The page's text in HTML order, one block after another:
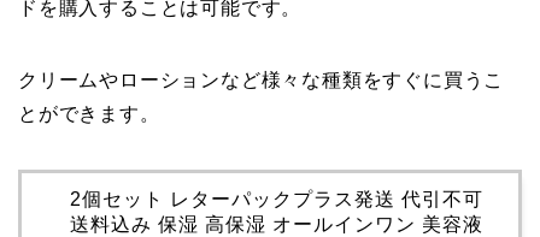
ドを購入することは可能です。
クリームやローションなど様々な種類をすぐに買うこ
とができます。
2個セット レターパックプラス発送 代引不可
送料込み 保湿 高保湿 オールインワン 美容液